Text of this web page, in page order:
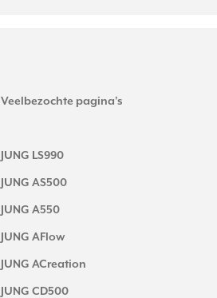
Veelbezochte pagina's
JUNG LS990
JUNG AS500
JUNG A550
JUNG AFlow
JUNG ACreation
JUNG CD500